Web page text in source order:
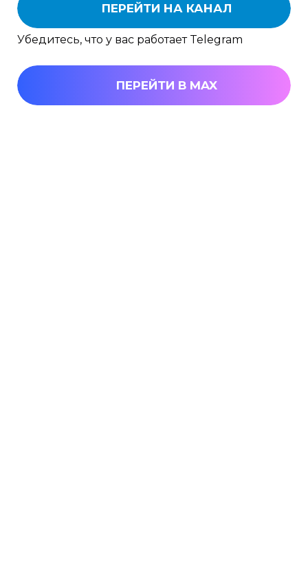
ПЕРЕЙТИ НА КАНАЛ
Убедитесь, что у вас работает Telegram
ПЕРЕЙТИ В MAX